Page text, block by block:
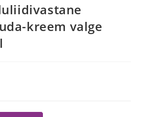
kreem valge